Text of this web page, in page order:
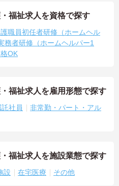
福祉求人を資格で探す
職員初任者研修（ホームヘル
務者研修（ホームヘルパー1
OK
福祉求人を雇用形態で探す
社員
非常勤・パート・アル
福祉求人を施設業態で探す
設 在宅医療 その他